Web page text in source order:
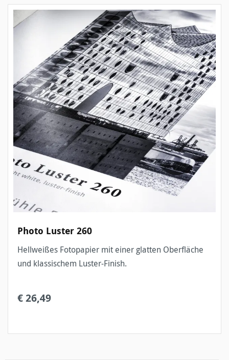
Photo Luster 260
Hellweißes Fotopapier mit einer glatten Oberfläche
und klassischem Luster-Finish.
€ 26,49